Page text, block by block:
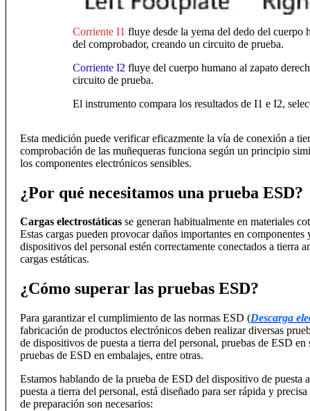
Corriente I1 fluye desde la yema del dedo del cuerpo
del comprobador, creando un circuito de prueba.
Corriente I2 fluye del cuerpo humano al zapato
circuito de prueba.
El instrumento compara los resultados de I1 e I2,
Esta medición puede verificar eficazmente la vía de conexión a
comprobación de las muñequeras funciona según un principio
los componentes electrónicos sensibles.
¿Por qué necesitamos una prueba ESD?
Cargas electrostáticas se generan habitualmente en materiales
Estas cargas pueden provocar daños importantes en
dispositivos del personal estén correctamente conectados a tierra
cargas estáticas.
¿Cómo superar las pruebas ESD?
Para garantizar el cumplimiento de las normas ESD (Descarga
fabricación de productos electrónicos deben realizar diversas
de dispositivos de puesta a tierra del personal, pruebas de ESD
pruebas de ESD en embalajes, entre otras.
Estamos hablando de la prueba de ESD del dispositivo de
puesta a tierra del personal, está diseñado para ser rápida y
de preparación son necesarios: